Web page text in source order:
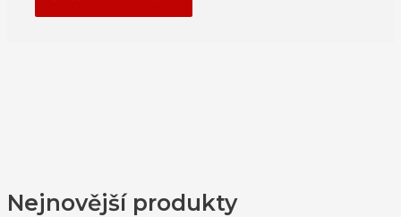
Nejnovější produkty